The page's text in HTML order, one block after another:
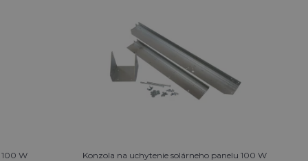
W
Konzola na uchytenie solárneho panelu 100 W